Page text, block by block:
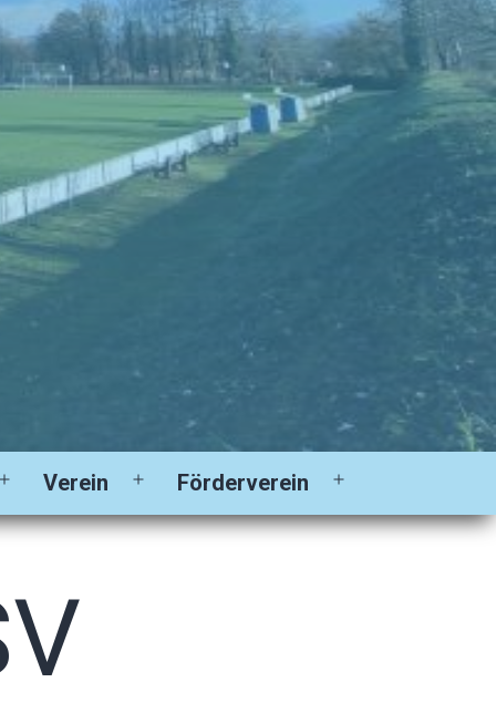
Menü
öffnen
Verein
Menü
öffnen
Förderverein
öffnen